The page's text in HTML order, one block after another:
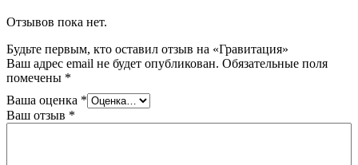
Отзывов пока нет.
Будьте первым, кто оставил отзыв на «Гравитация»
Ваш адрес email не будет опубликован. Обязательные поля
помечены *
Ваша оценка *
Ваш отзыв *